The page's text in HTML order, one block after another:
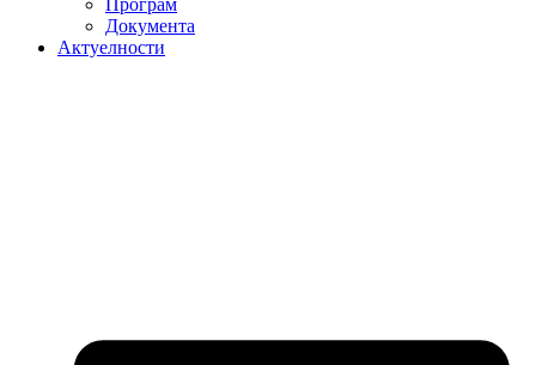
Документа
Актуелности